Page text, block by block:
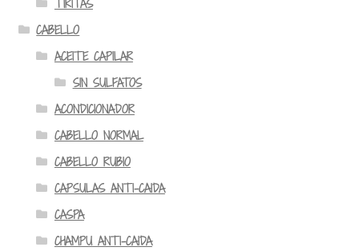
TIRITAS
CABELLO
ACEITE CAPILAR
SIN SULFATOS
ACONDICIONADOR
CABELLO NORMAL
CABELLO RUBIO
CAPSULAS ANTI-CAIDA
CASPA
CHAMPU ANTI-CAIDA